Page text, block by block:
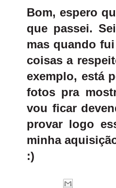
Bom, espero
que passei.
mas quando
coisas a
exemplo, está
fotos pra
vou ficar
provar logo
minha
:)